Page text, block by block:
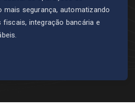
segurança, automatizando
fiscais, integração bancária e